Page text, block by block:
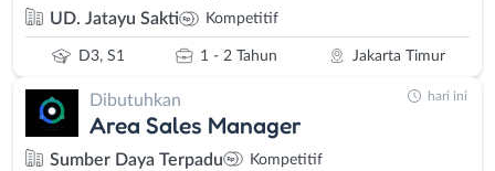
UD. Jatayu Sakti Kompetitif
D3, S1 1 - 2 Tahun Jakarta Timur
Dibutuhkan
Area Sales Manager
Sumber Daya Terpadu Kompetitif
hari ini